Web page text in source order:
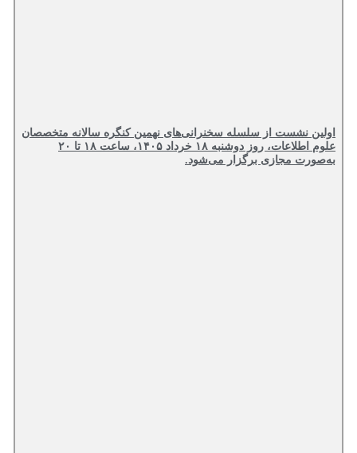
اولین نشست از سلسله سخنرانی‌های نهمین کنگره سالانه متخصصان
علوم اطلاعات، روز دوشنبه ۱۸ خرداد ۱۴۰۵، ساعت ۱۸ تا ۲۰
به‌صورت مجازی برگزار می‌شود.